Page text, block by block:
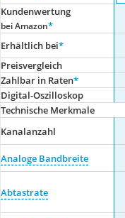
Kundenwertung
bei Amazon*
Erhältlich bei*
Preis­vergleich
Zahlbar in Raten*
Digital-Oszilloskop
Technische Merkmale
Kanalanzahl
Analoge Bandbreite
Abtastrate